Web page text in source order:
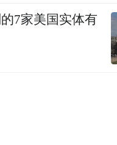
7家美国实体有